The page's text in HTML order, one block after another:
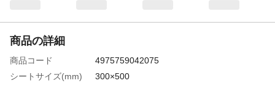
商品の詳細
商品コード
4975759042075
シートサイズ(mm)
300×500